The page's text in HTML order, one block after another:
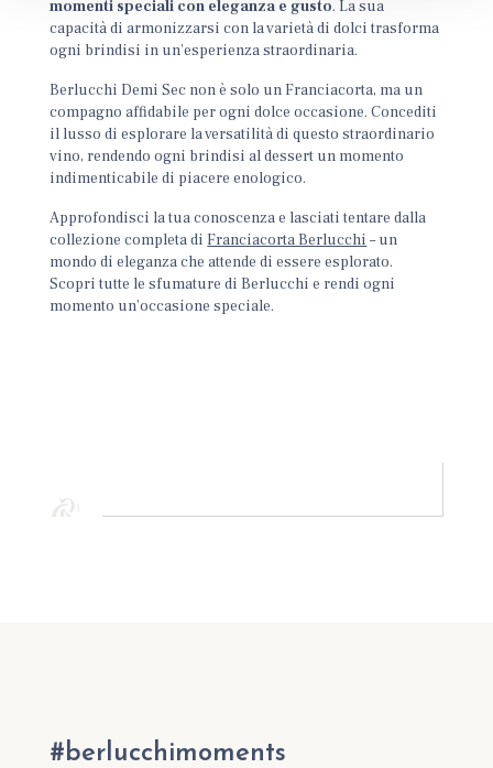
momenti speciali con eleganza e gusto. La sua
capacità di armonizzarsi con la varietà di dolci trasforma
ogni brindisi in un’esperienza straordinaria.
Berlucchi Demi Sec non è solo un Franciacorta, ma un
compagno affidabile per ogni dolce occasione. Concediti
il lusso di esplorare la versatilità di questo straordinario
vino, rendendo ogni brindisi al dessert un momento
indimenticabile di piacere enologico.
Approfondisci la tua conoscenza e lasciati tentare dalla
collezione completa diFranciacorta Berlucchi – un
mondo di eleganza che attende di essere esplorato.
Scopri tutte le sfumature di Berlucchi e rendi ogni
momento un’occasione speciale.
#berlucchimoments